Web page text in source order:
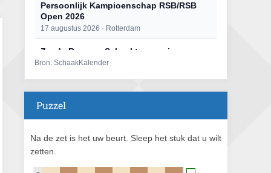
Persoonlijk Kampioenschap RSB/RSB
Open 2026
17 augustus 2026 · Rotterdam
Zesde Bomans Schaaktoernooi
17 augustus 2026 · Haarlem
18 augustus 2026 · Rotterdam
Mat op ‘t Wad
Bron: SchaakKalender
Puzzel
Na de zet is het uw beurt. Sleep het stuk dat u wilt
zetten.